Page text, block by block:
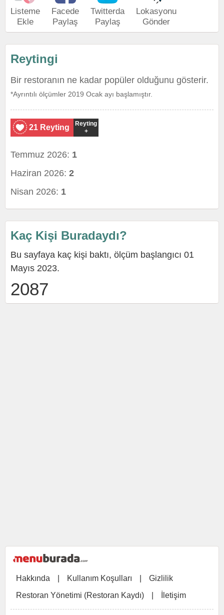
Listeme
Ekle
Facede
Paylaş
Twitterda
Paylaş
Lokasyonu
Gönder
Reytingi
Bir restoranın ne kadar popüler olduğunu gösterir.
*Ayrıntılı ölçümler 2019 Ocak ayı başlamıştır.
21 Reyting
Reyting
+
Temmuz 2026: 1
Haziran 2026: 2
Nisan 2026: 1
Kaç Kişi Buradaydı?
Bu sayfaya kaç kişi baktı, ölçüm başlangıcı 01
Mayıs 2023.
2087
Hakkında Kullanım Koşulları
Gizlilik
Restoran Yönetimi (Restoran Kaydı)
İletişim